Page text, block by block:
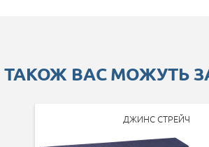
ТАКОЖ ВАС МОЖУТЬ
ДЖИНС СТРЕЙЧ